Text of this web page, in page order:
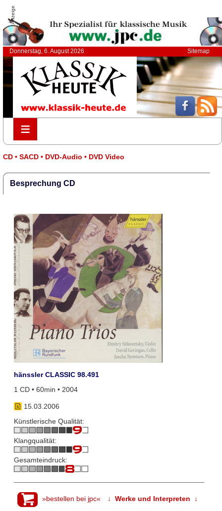
Anzeige
Donnerstag, 6. August 2026 Sitemap
≡
≡
CD • SACD • DVD-Audio • DVD Video
Besprechung CD
hänssler CLASSIC 98.491
1 CD • 60min • 2004
15.03.2006
Künstlerische Qualität:
Klangqualität:
Gesamteindruck:
»bestellen bei jpc« ↓ Werke und Interpreten ↓